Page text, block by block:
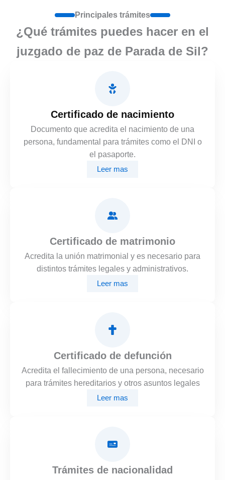
Principales trámites
¿Qué trámites puedes hacer en el
juzgado de paz de Parada de Sil?
Certificado de nacimiento
Documento que acredita el nacimiento de una
persona, fundamental para trámites como el DNI o
el pasaporte.
Leer mas
Certificado de matrimonio
Acredita la unión matrimonial y es necesario para
distintos trámites legales y administrativos.
Leer mas
Certificado de defunción
Acredita el fallecimiento de una persona, necesario
para trámites hereditarios y otros asuntos legales
Leer mas
Trámites de nacionalidad